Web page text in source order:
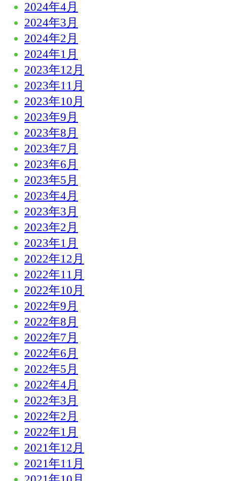
2024年4月
2024年3月
2024年2月
2024年1月
2023年12月
2023年11月
2023年10月
2023年9月
2023年8月
2023年7月
2023年6月
2023年5月
2023年4月
2023年3月
2023年2月
2023年1月
2022年12月
2022年11月
2022年10月
2022年9月
2022年8月
2022年7月
2022年6月
2022年5月
2022年4月
2022年3月
2022年2月
2022年1月
2021年12月
2021年11月